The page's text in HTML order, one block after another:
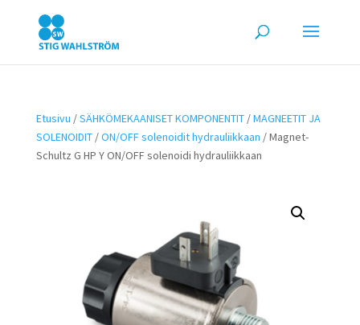
Etusivu /SÄHKÖMEKAANISET KOMPONENTIT/MAGNEETIT JA
SOLENOIDIT/ON/OFF solenoidit hydrauliikkaan / Magnet-
Schultz G HP Y ON/OFF solenoidi hydrauliikkaan